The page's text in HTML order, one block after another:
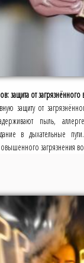
защита от загрязнённого
защиту от
пыль,
в дыхательные
загрязнения